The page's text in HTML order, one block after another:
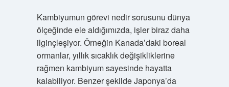
Kambiyumun görevi nedir sorusunu dünya
ölçeğinde ele aldığımızda, işler biraz daha
ilginçleşiyor. Örneğin Kanada’daki boreal
ormanlar, yıllık sıcaklık değişikliklerine
rağmen kambiyum sayesinde hayatta
kalabiliyor. Benzer şekilde Japonya’da